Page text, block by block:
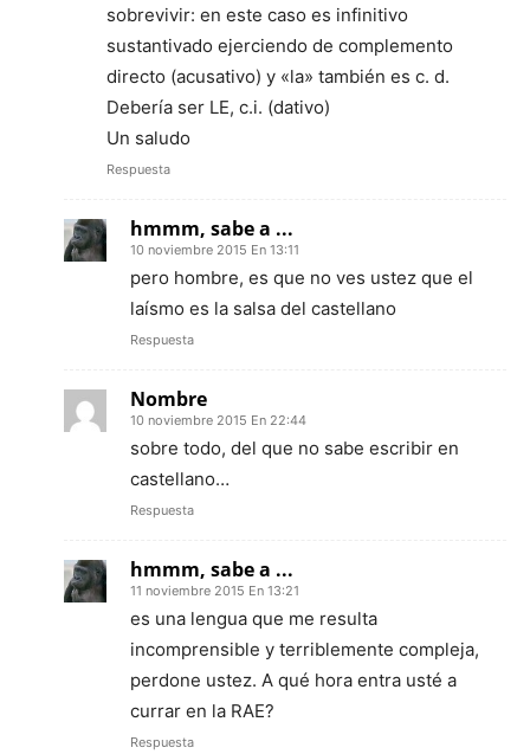
sobrevivir: en este caso es infinitivo
sustantivado ejerciendo de complemento
directo (acusativo) y «la» también es c. d.
Debería ser LE, c.i. (dativo)
Un saludo
Respuesta
hmmm, sabe a ...
10 noviembre 2015 En 13:11
pero hombre, es que no ves ustez que el
laísmo es la salsa del castellano
Respuesta
Nombre
10 noviembre 2015 En 22:44
sobre todo, del que no sabe escribir en
castellano…
Respuesta
hmmm, sabe a ...
11 noviembre 2015 En 13:21
es una lengua que me resulta
incomprensible y terriblemente compleja,
perdone ustez. A qué hora entra usté a
currar en la RAE?
Respuesta